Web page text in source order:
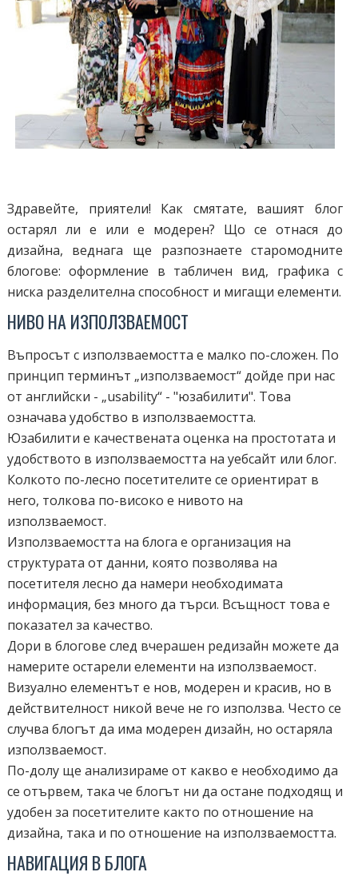
Здравейте, приятели! Как смятате, вашият блог
остарял ли е или е модерен? Що се отнася до
дизайна, веднага ще разпознаете старомодните
блогове: оформление в табличен вид, графика с
ниска разделителна способност и мигащи елементи.
НИВО НА ИЗПОЛЗВАЕМОСТ
Въпросът с използваемостта е малко по-сложен. По
принцип терминът „използваемост“ дойде при нас
от английски - „usability“ - "юзабилити". Това
означава удобство в използваемостта.
Юзабилити е качествената оценка на простотата и
удобството в използваемостта на уебсайт или блог.
Колкото по-лесно посетителите се ориентират в
него, толкова по-високо е нивото на
използваемост.
Използваемостта на блога е организация на
структурата от данни, която позволява на
посетителя лесно да намери необходимата
информация, без много да търси. Всъщност това е
показател за качество.
Дори в блогове след вчерашен редизайн можете да
намерите остарели елементи на използваемост.
Визуално елементът е нов, модерен и красив, но в
действителност никой вече не го използва. Често се
случва блогът да има модерен дизайн, но остаряла
използваемост.
По-долу ще анализираме от какво е необходимо да
се отървем, така че блогът ни да остане подходящ и
удобен за посетителите както по отношение на
дизайна, така и по отношение на използваемостта.
НАВИГАЦИЯ В БЛОГА